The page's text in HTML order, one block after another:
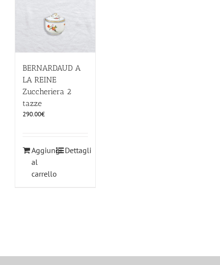
BERNARDAUD A
LA REINE
Zuccheriera 2
tazze
290.00€
Aggiungi
al
carrello
Dettagli